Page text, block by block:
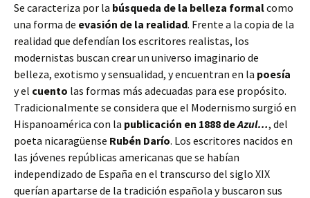
Se caracteriza por la búsqueda de la belleza formalcomo
una forma de evasión de la realidad. Frente a la copia de la
realidad que defendían los escritores realistas, los
modernistas buscan crear un universo imaginario de
belleza, exotismo y sensualidad, y encuentran en la poesía
y el cuento las formas más adecuadas para ese propósito.
Tradicionalmente se considera que el Modernismo surgió en
Hispanoamérica con la publicación en 1888 deAzul…, del
poeta nicaragüense Rubén Darío. Los escritores nacidos en
las jóvenes repúblicas americanas que se habían
independizado de España en el transcurso del siglo XIX
querían apartarse de la tradición española y buscaron sus